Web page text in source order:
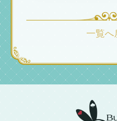
一覧へ